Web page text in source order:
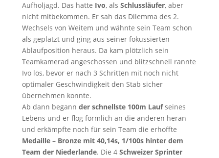
Aufholjagd. Das hatte Ivo, als Schlussläufer, aber
nicht mitbekommen. Er sah das Dilemma des 2.
Wechsels von Weitem und wähnte sein Team schon
als geplatzt und ging aus seiner fokussierten
Ablaufposition heraus. Da kam plötzlich sein
Teamkamerad angeschossen und blitzschnell rannte
Ivo los, bevor er nach 3 Schritten mit noch nicht
optimaler Geschwindigkeit den Stab sicher
übernehmen konnte.
Ab dann begann der schnellste 100m Laufseines
Lebens und er flog förmlich an die anderen heran
und erkämpfte noch für sein Team die erhoffte
Medaille– Bronze mit 40,14s, 1/100s hinter dem
Team der Niederlande. Die 4 Schweizer Sprinter